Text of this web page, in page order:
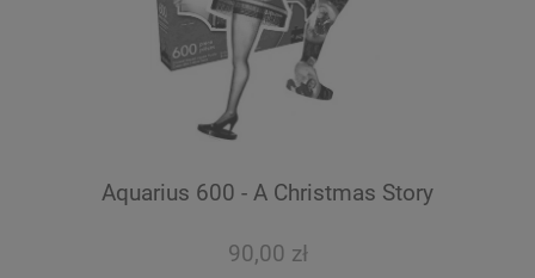
Aquarius 600 - A Christmas Story
90,00 zł